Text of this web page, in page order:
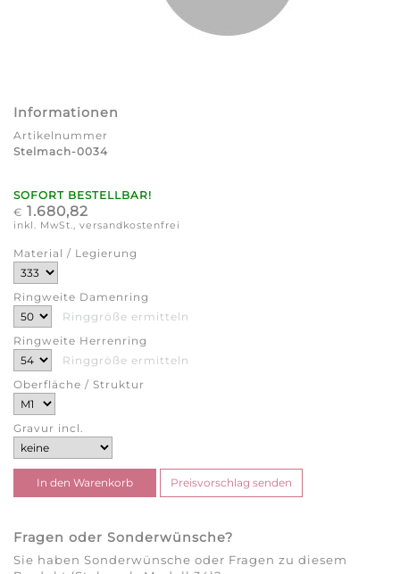
Informationen
Artikelnummer
Stelmach-0034
SOFORT BESTELLBAR!
€ 1.680,82
inkl. MwSt., versandkostenfrei
Material / Legierung
Ringweite Damenring
Ringgröße ermitteln
Ringweite Herrenring
Ringgröße ermitteln
Oberfläche / Struktur
Gravur incl.
Fragen oder Sonderwünsche?
Sie haben Sonderwünsche oder Fragen zu diesem